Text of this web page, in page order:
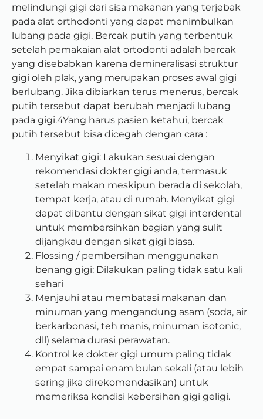
melindungi gigi dari sisa makanan yang terjebak
pada alat orthodonti yang dapat menimbulkan
lubang pada gigi. Bercak putih yang terbentuk
setelah pemakaian alat ortodonti adalah bercak
yang disebabkan karena demineralisasi struktur
gigi oleh plak, yang merupakan proses awal gigi
berlubang. Jika dibiarkan terus menerus, bercak
putih tersebut dapat berubah menjadi lubang
pada gigi.4Yang harus pasien ketahui, bercak
putih tersebut bisa dicegah dengan cara :
Menyikat gigi: Lakukan sesuai dengan
rekomendasi dokter gigi anda, termasuk
setelah makan meskipun berada di sekolah,
tempat kerja, atau di rumah. Menyikat gigi
dapat dibantu dengan sikat gigi interdental
untuk membersihkan bagian yang sulit
dijangkau dengan sikat gigi biasa.
Flossing / pembersihan menggunakan
benang gigi: Dilakukan paling tidak satu kali
sehari
Menjauhi atau membatasi makanan dan
minuman yang mengandung asam (soda, air
berkarbonasi, teh manis, minuman isotonic,
dll) selama durasi perawatan.
Kontrol ke dokter gigi umum paling tidak
empat sampai enam bulan sekali (atau lebih
sering jika direkomendasikan) untuk
memeriksa kondisi kebersihan gigi geligi.